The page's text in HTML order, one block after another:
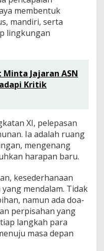
membentuk
mandiri, serta
lingkungan
Minta Jajaran ASN
Kritik
XI, pelepasan
Ia adalah ruang
mengenang
harapan baru.
kesederhanaan
mendalam. Tidak
namun ada doa-
perpisahan yang
langkah para
masa depan